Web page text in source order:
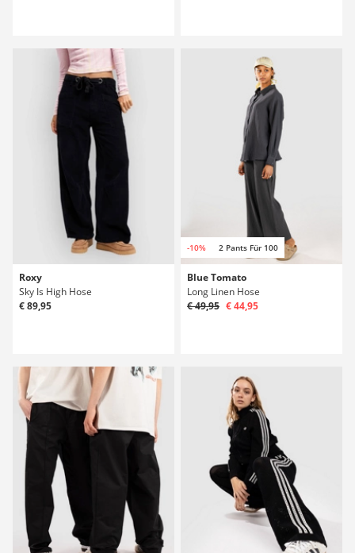
Roxy
Sky Is High Hose
€ 89,95
-10% 2 Pants Für 100
Blue Tomato
Long Linen Hose
€ 49,95 € 44,95